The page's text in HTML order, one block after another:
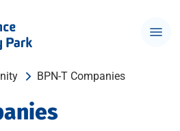
BPN-T Companies